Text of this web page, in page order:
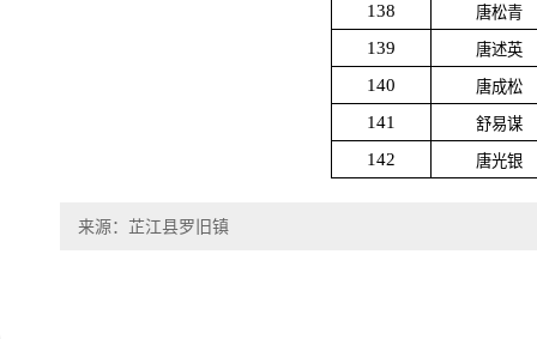
138 唐松青
139 唐述英
140 唐成松
141 舒易谋
142 唐光银
来源：芷江县罗旧镇